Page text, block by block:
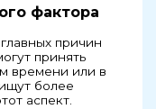
фактора
причин
принять
времени или в
более
аспект.